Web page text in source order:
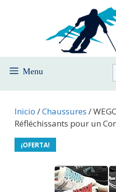
Menu
Inicio /Chaussures /
Réfléchissants pour un
¡OFERTA!